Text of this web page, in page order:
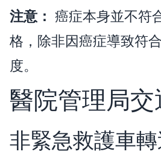
注意： 癌症本身並不符
格，除非因癌症導致符
度。
醫院管理局
非緊急救護車